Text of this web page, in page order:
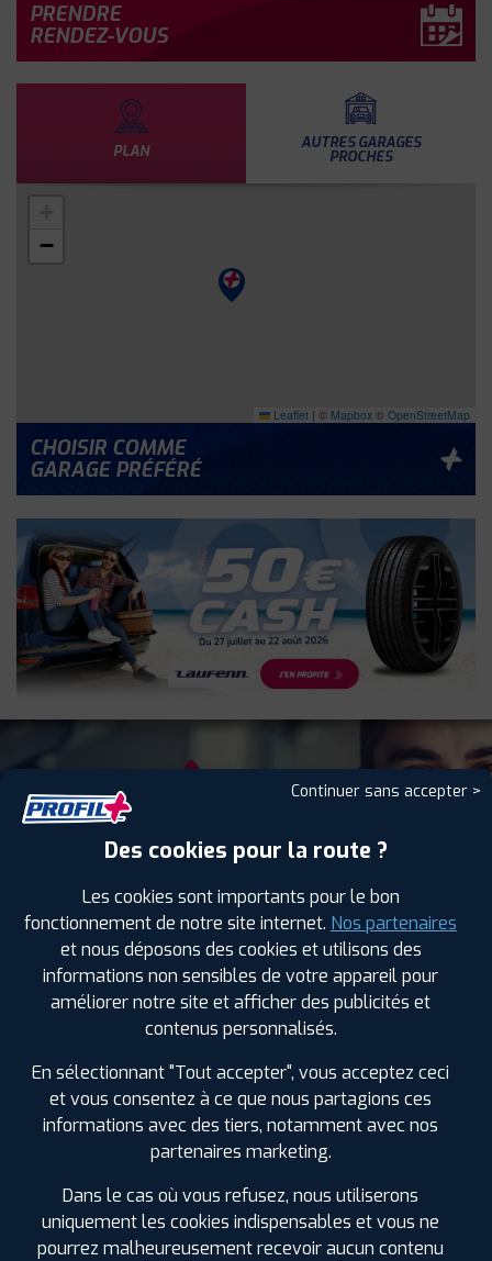
PLAN AUTRES GARAGES
PROCHES
−
Leaflet | © Mapbox © OpenStreetMap
CHOISIR COMME
GARAGE PRÉFÉRÉ
PRENDRE
RENDEZ-VOUS
NOS
SERVICES
MANUTENTION
Géométrie Véhicule Utilitaire long et Camping Car
Vente et montage pneus Camping car
Continuer sans accepter >
Des cookies pour la route ?
Les cookies sont importants pour le bon
fonctionnement de notre site internet. Nos partenaires
et nous déposons des cookies et utilisons des
informations non sensibles de votre appareil pour
améliorer notre site et afficher des publicités et
contenus personnalisés.
En sélectionnant "Tout accepter", vous acceptez ceci
et vous consentez à ce que nous partagions ces
informations avec des tiers, notamment avec nos
partenaires marketing.
Dans le cas où vous refusez, nous utiliserons
uniquement les cookies indispensables et vous ne
pourrez malheureusement recevoir aucun contenu